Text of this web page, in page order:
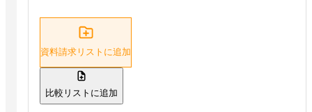
資料請求リストに追加
比較リストに追加